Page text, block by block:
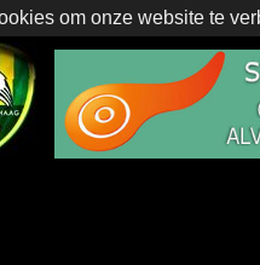
om onze website te